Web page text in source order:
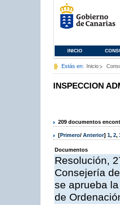
INICIO
Estás en: Inicio
INSPECCION
209 documentos
[Primero/ Anterior] 1, 2,
Documentos
Resolución,
Consejería
se aprueba
de